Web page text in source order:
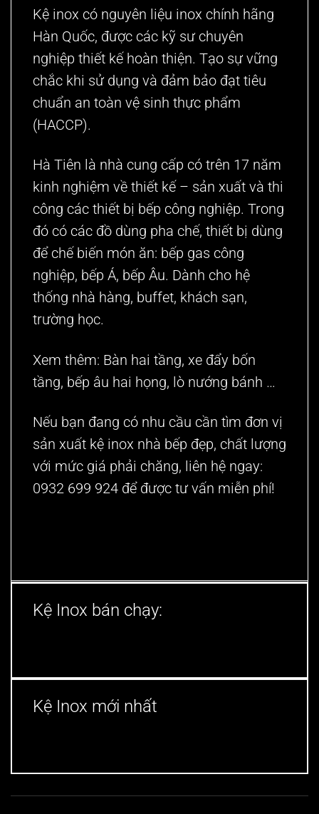
Kệ inox có nguyên liệu inox chính hãng
Hàn Quốc, được các kỹ sư chuyên
nghiệp thiết kế hoàn thiện. Tạo sự vững
chắc khi sử dụng và đảm bảo đạt tiêu
chuẩn an toàn vệ sinh thực phẩm
(HACCP).
Hà Tiên là nhà cung cấp có trên 17 năm
kinh nghiệm về thiết kế – sản xuất và thi
công các thiết bị bếp công nghiệp. Trong
đó có các đồ dùng pha chế, thiết bị dùng
để chế biến món ăn: bếp gas công
nghiệp, bếp Á, bếp Âu. Dành cho hệ
thống nhà hàng, buffet, khách sạn,
trường học.
Xem thêm: Bàn hai tầng, xe đẩy bốn
tầng, bếp âu hai họng, lò nướng bánh …
Nếu bạn đang có nhu cầu cần tìm đơn vị
sản xuất kệ inox nhà bếp đẹp, chất lượng
với mức giá phải chăng, liên hệ ngay:
0932 699 924 để được tư vấn miễn phí!
Kệ Inox bán chạy:
Kệ Inox mới nhất